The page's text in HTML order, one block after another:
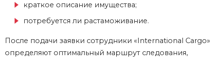
краткое описание имущества;
потребуется ли растаможивание.
После подачи заявки сотрудники «International Cargo»
определяют оптимальный маршрут следования,